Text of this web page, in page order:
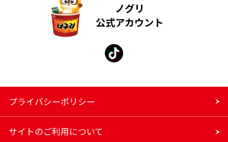
ノグリ
公式アカウント
プライバシーポリシー
サイトのご利用について